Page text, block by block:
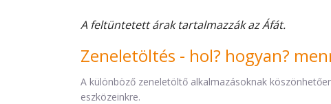
A feltüntetett árak tartalmazzák az Áfát.
Zeneletöltés - hol? hogyan?
A különböző zeneletöltő alkalmazásoknak
eszközeinkre.